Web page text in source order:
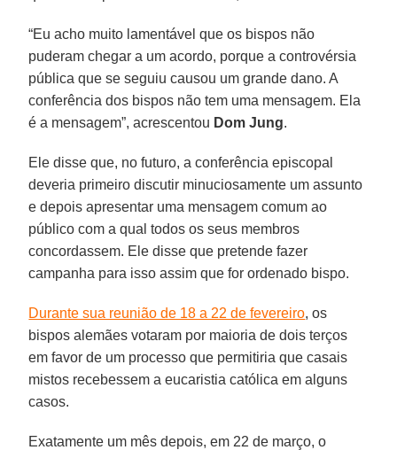
“Eu acho muito lamentável que os bispos não
puderam chegar a um acordo, porque a controvérsia
pública que se seguiu causou um grande dano. A
conferência dos bispos não tem uma mensagem. Ela
é a mensagem”, acrescentou Dom Jung.
Ele disse que, no futuro, a conferência episcopal
deveria primeiro discutir minuciosamente um assunto
e depois apresentar uma mensagem comum ao
público com a qual todos os seus membros
concordassem. Ele disse que pretende fazer
campanha para isso assim que for ordenado bispo.
Durante sua reunião de 18 a 22 de fevereiro, os
bispos alemães votaram por maioria de dois terços
em favor de um processo que permitiria que casais
mistos recebessem a eucaristia católica em alguns
casos.
Exatamente um mês depois, em 22 de março, o